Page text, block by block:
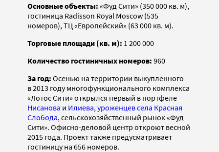
Основные объекты: «Фуд Сити» (350 000 кв. м),
гостиница Radisson Royal Moscow (535
номеров), ТЦ «Европейский» (63 000 кв. м).
Торговые площади (кв. м): 1 200 000
Количество гостиничных номеров: 960
За год: Осенью на территории выкупленного
в 2013 году многофункционального комплекса
«Лотос Сити» открылся первый в портфеле
Нисанова и Илиева, уроженцев села Красная
Слобода, сельскохозяйственный рынок «Фуд
Сити». Офисно-деловой центр откроют весной
2015 года. Проект также предусматривает
гостиницу на 656 номеров.